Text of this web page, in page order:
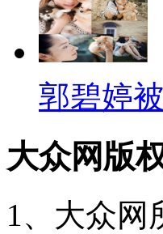
郭碧婷
大众网版
1、大众网